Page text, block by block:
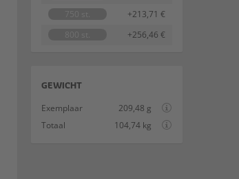
+213,71 €
+256,46 €
GEWICHT
Exemplaar
Totaal
209,48 g
104,74 kg